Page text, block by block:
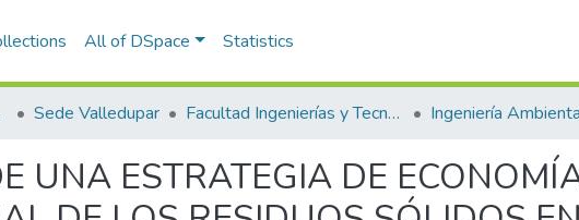
All of DSpace Statistics
Sede Valledupar Facultad Ingenierías y Tecnologías
UNA ESTRATEGIA DE